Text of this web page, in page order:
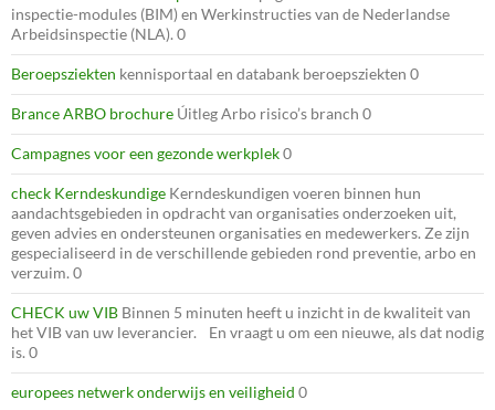
inspectie-modules (BIM) en Werkinstructies van de Nederlandse
Arbeidsinspectie (NLA). 0
Beroepsziekten kennisportaal en databank beroepsziekten 0
Brance ARBO brochure Úitleg Arbo risico’s branch 0
Campagnes voor een gezonde werkplek0
check Kerndeskundige Kerndeskundigen voeren binnen hun
aandachtsgebieden in opdracht van organisaties onderzoeken uit,
geven advies en ondersteunen organisaties en medewerkers. Ze zijn
gespecialiseerd in de verschillende gebieden rond preventie, arbo en
verzuim. 0
CHECK uw VIB Binnen 5 minuten heeft u inzicht in de kwaliteit van
het VIB van uw leverancier. En vraagt u om een nieuwe, als dat nodig
is. 0
europees netwerk onderwijs en veiligheid 0